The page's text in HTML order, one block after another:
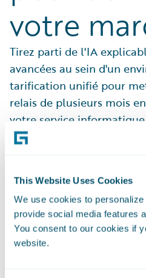
This Website Uses Cookies
We use cookies to
provide social media features
You consent to our cookies if
website.
votre
Tirez parti de l'IA
avancées au sein d'un
tarification unifié pour
relais de plusieurs mois
votre service
instantanément les
longueur d'avance sur la
n'importe quel marché,
En